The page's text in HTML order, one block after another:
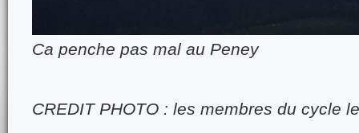
Ca penche pas mal au Peney
CREDIT PHOTO : les membres du cycle